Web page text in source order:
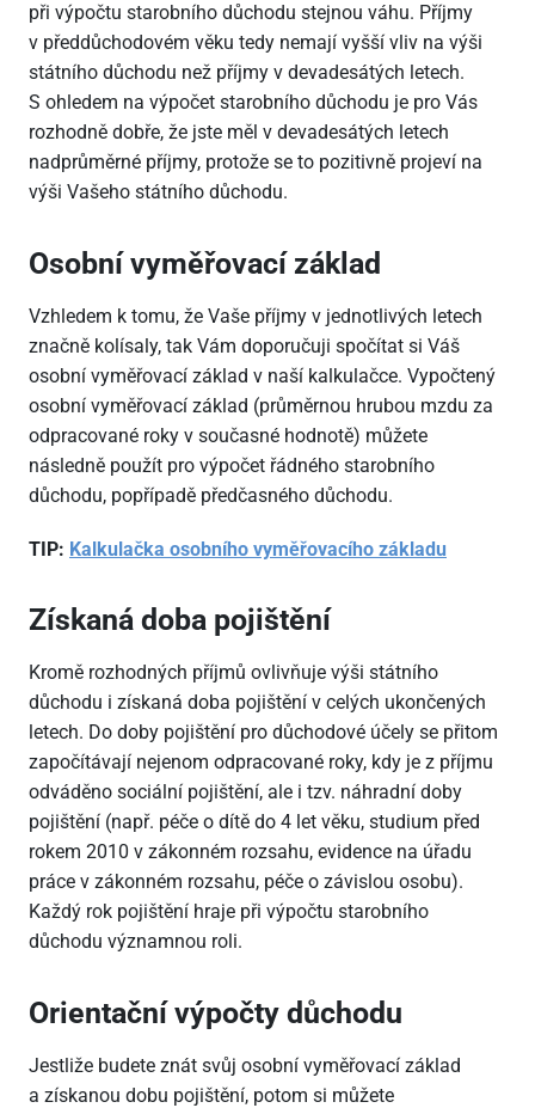
při výpočtu starobního důchodu stejnou váhu. Příjmy
v předdůchodovém věku tedy nemají vyšší vliv na výši
státního důchodu než příjmy v devadesátých letech.
S ohledem na výpočet starobního důchodu je pro Vás
rozhodně dobře, že jste měl v devadesátých letech
nadprůměrné příjmy, protože se to pozitivně projeví na
výši Vašeho státního důchodu.
Osobní vyměřovací základ
Vzhledem k tomu, že Vaše příjmy v jednotlivých letech
značně kolísaly, tak Vám doporučuji spočítat si Váš
osobní vyměřovací základ v naší kalkulačce. Vypočtený
osobní vyměřovací základ (průměrnou hrubou mzdu za
odpracované roky v současné hodnotě) můžete
následně použít pro výpočet řádného starobního
důchodu, popřípadě předčasného důchodu.
TIP: Kalkulačka osobního vyměřovacího základu
Získaná doba pojištění
Kromě rozhodných příjmů ovlivňuje výši státního
důchodu i získaná doba pojištění v celých ukončených
letech. Do doby pojištění pro důchodové účely se přitom
započítávají nejenom odpracované roky, kdy je z příjmu
odváděno sociální pojištění, ale i tzv. náhradní doby
pojištění (např. péče o dítě do 4 let věku, studium před
rokem 2010 v zákonném rozsahu, evidence na úřadu
práce v zákonném rozsahu, péče o závislou osobu).
Každý rok pojištění hraje při výpočtu starobního
důchodu významnou roli.
Orientační výpočty důchodu
Jestliže budete znát svůj osobní vyměřovací základ
a získanou dobu pojištění, potom si můžete